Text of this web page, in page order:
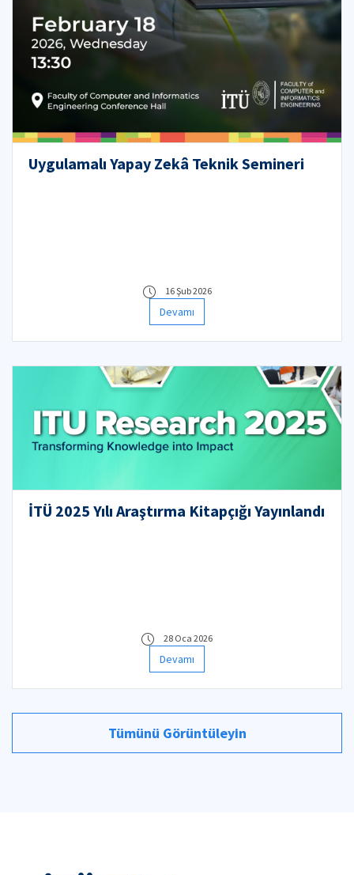
Uygulamalı Yapay Zekâ Teknik Semineri
16 Şub 2026
Devamı
İTÜ 2025 Yılı Araştırma Kitapçığı Yayınlandı
28 Oca 2026
Devamı
Tümünü Görüntüleyin